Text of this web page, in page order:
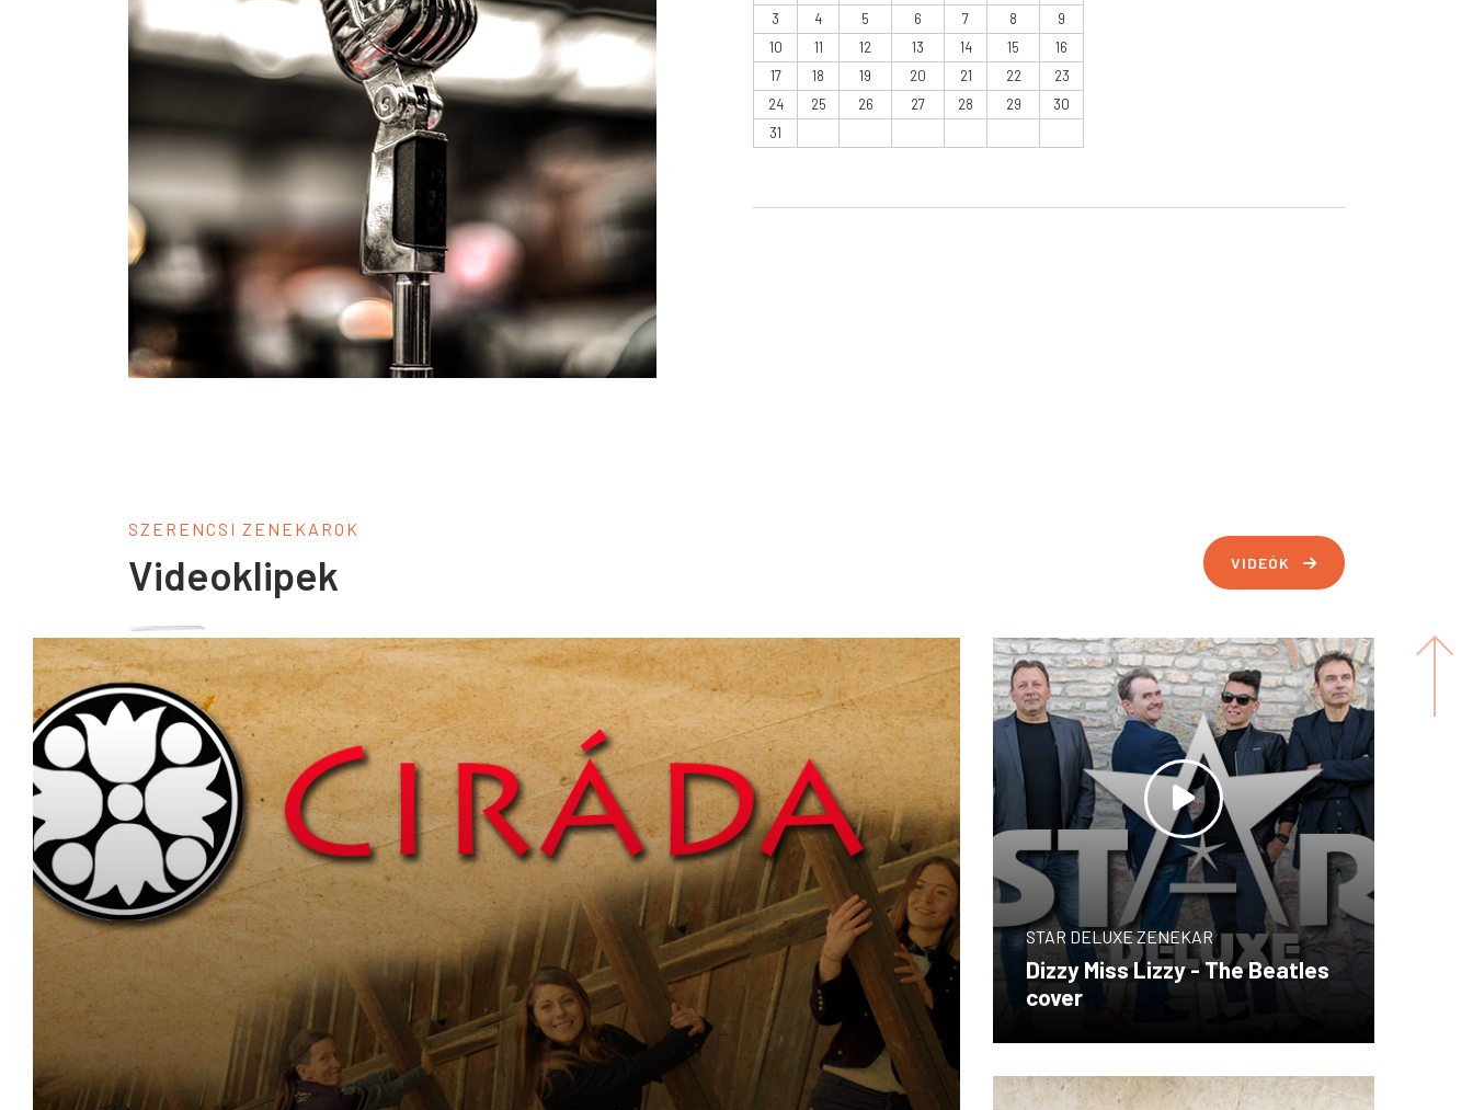
3
4 5 6 7 8
9
10
11 12 13 14 15
16
17
18 19 20 21 22
23
24
25 26 27 28 29
30
31
SZERENCSI ZENEKAROK
Videoklipek VIDEÓK
HOPPLA HOPP ZENEKAR
Tavaszváró
Komáromi kisleány
STAR DELUXE ZENEKAR
Dizzy Miss Lizzy - The Beatles
cover